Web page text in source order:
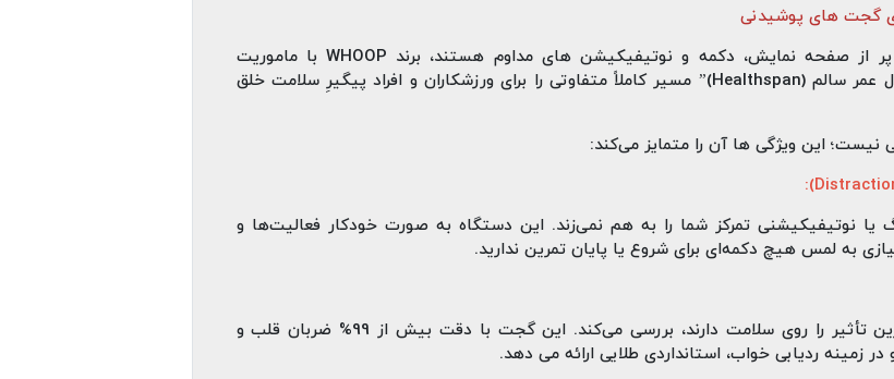
در حالی که بیشتر مچ‌ بندهای هوشمندِ بازار پر از صفحه‌ نمایش، دکمه و نوتیفیکیشن‌ های مداوم هستند، برند WHOOP با ماموریت
“آزادسازی پتانسیل عملکرد انسان و افزایش طول عمر سالم (Healthspan)” مسیر کاملاً متفاوتی را برای ورزشکاران و افراد پیگیرِ سلامت خلق
این ویژگی‌ ها آن را متمایز می‌کند:
نوتیفیکیشنی تمرکز شما را به هم نمی‌زند. این دستگاه به صورت خودکار فعالیت‌ها و
به لمس هیچ دکمه‌ای برای شروع یا پایان تمرین ندارید.
ووپ تمام متریک‌ هایی که از نظر علمی بیشترین تأثیر را روی سلامت دارند، بررسی می‌کند. این گجت با دقت بیش از 99% ضربان قلب و